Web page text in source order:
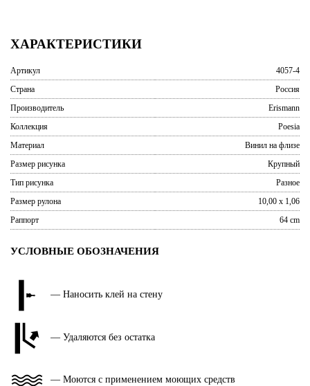
ХАРАКТЕРИСТИКИ
Артикул
4057-4
Страна
Россия
Производитель
Erismann
Коллекция
Poesia
Материал
Винил на флизе
Размер рисунка
Крупный
Тип рисунка
Разное
Размер рулона
10,00 x 1,06
Раппорт
64 cm
УСЛОВНЫЕ ОБОЗНАЧЕНИЯ
— Наносить клей на стену
— Удаляются без остатка
— Моются с применением моющих средств